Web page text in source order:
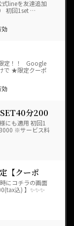
lineを友達追加
初回1set …
効
定！！ Google
で ★限定クーポ
効
分200
にも適用 初回1
※サービス料
【クーポ
にコチラの画面
込) 】✨✨✨
♪…